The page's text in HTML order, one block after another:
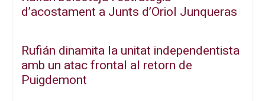
d’acostament a Junts d’Oriol Junqueras
Rufián dinamita la unitat independentista
amb un atac frontal al retorn de
Puigdemont